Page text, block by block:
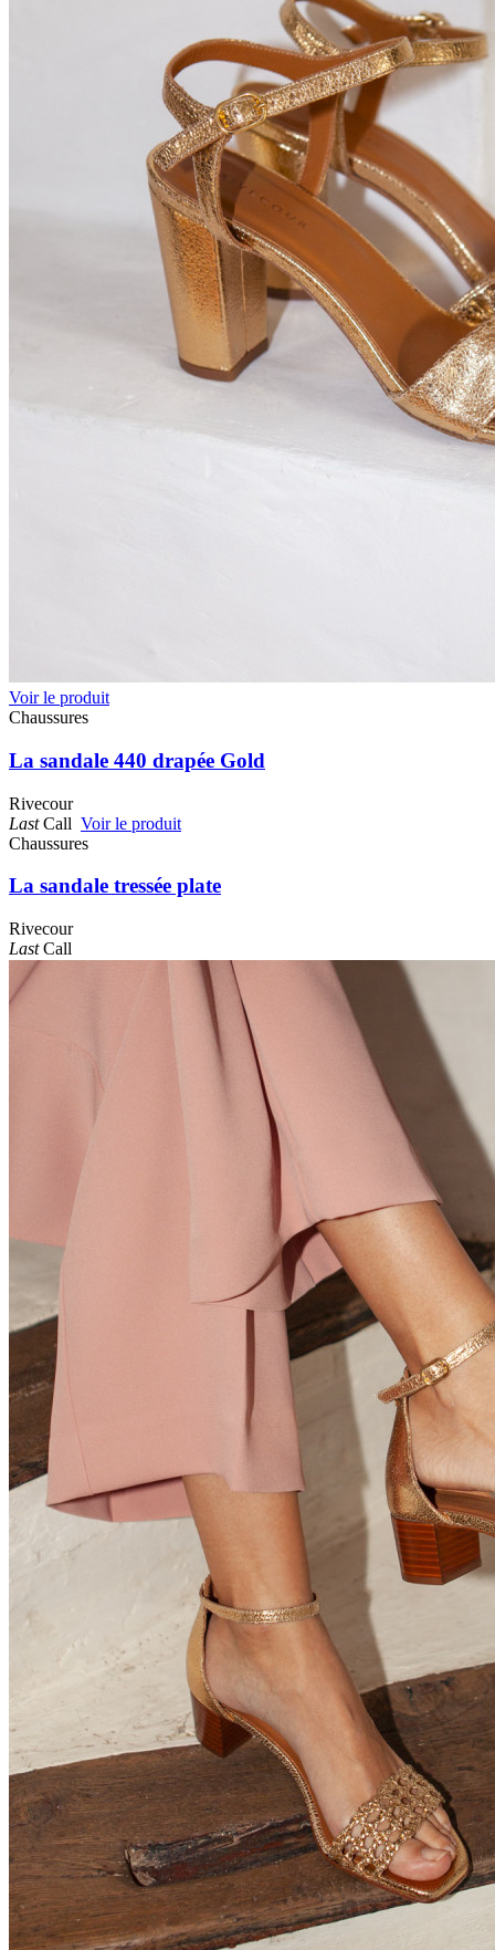
Voir le produit
Chaussures
La sandale 440 drapée Gold
Rivecour
LastCall Voir le produit
Chaussures
La sandale tressée plate
Rivecour
LastCall